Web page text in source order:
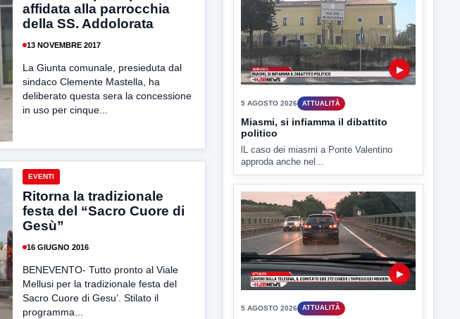
affidata alla parrocchia
della SS. Addolorata
13 NOVEMBRE 2017
La Giunta comunale, presieduta dal
sindaco Clemente Mastella, ha
deliberato questa sera la concessione
in uso per cinque...
EVENTI
Ritorna la tradizionale
festa del “Sacro Cuore di
Gesù”
16 GIUGNO 2016
BENEVENTO- Tutto pronto al Viale
Mellusi per la tradizionale festa del
Sacro Cuore di Gesu’. Stilato il
programma...
▶
5 AGOSTO 2026 ATTUALITÀ
Miasmi, si infiamma il dibattito
lL caso dei miasmi a Ponte Valentino
approda anche nel...
▶
5 AGOSTO 2026 ATTUALITÀ
Lavori sulla Telesina il Comitato
SOS 372 chiede l'impiego dei
movieri